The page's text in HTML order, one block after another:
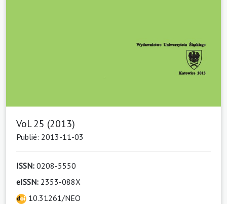
Vol. 25 (2013)
Publié: 2013-11-03
ISSN: 0208-5550
eISSN: 2353-088X
10.31261/NEO